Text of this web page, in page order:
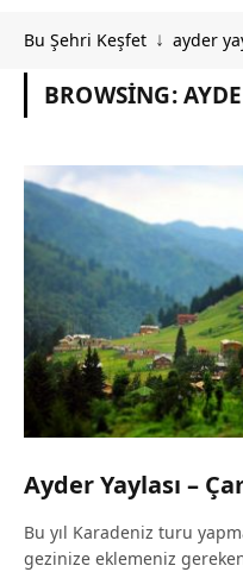
Bu Şehri Keşfet ↓ ayder
BROWSING:
Ayder Yaylası –
Bu yıl Karadeniz turu
gezinize eklemeniz